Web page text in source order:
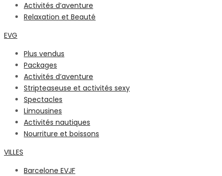
Activités d’aventure
Relaxation et Beauté
EVG
Plus vendus
Packages
Activités d’aventure
Stripteaseuse et activités sexy
Spectacles
Limousines
Activités nautiques
Nourriture et boissons
VILLES
Barcelone EVJF